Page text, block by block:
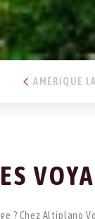
AMÉRIQUE
? Chez Altiplano